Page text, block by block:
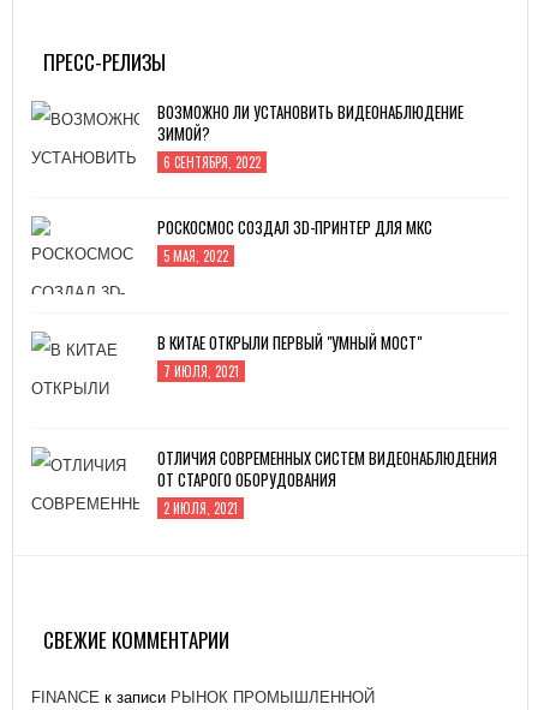
ПРЕСС-РЕЛИЗЫ
ВОЗМОЖНО ЛИ УСТАНОВИТЬ ВИДЕОНАБЛЮДЕНИЕ
ЗИМОЙ?
6 СЕНТЯБРЯ, 2022
РОСКОСМОС СОЗДАЛ 3D-ПРИНТЕР ДЛЯ МКС
5 МАЯ, 2022
В КИТАЕ ОТКРЫЛИ ПЕРВЫЙ "УМНЫЙ МОСТ"
7 ИЮЛЯ, 2021
ОТЛИЧИЯ СОВРЕМЕННЫХ СИСТЕМ ВИДЕОНАБЛЮДЕНИЯ
ОТ СТАРОГО ОБОРУДОВАНИЯ
2 ИЮЛЯ, 2021
26 ЯНВАРЯ, 2021
СВЕЖИЕ КОММЕНТАРИИ
FINANCE к записи РЫНОК ПРОМЫШЛЕННОЙ